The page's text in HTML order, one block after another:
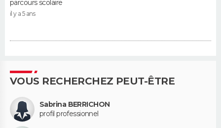
parcours scolaire
il y a 5 ans
VOUS RECHERCHEZ PEUT-ÊTRE
Sabrina BERRICHON
profil professionnel